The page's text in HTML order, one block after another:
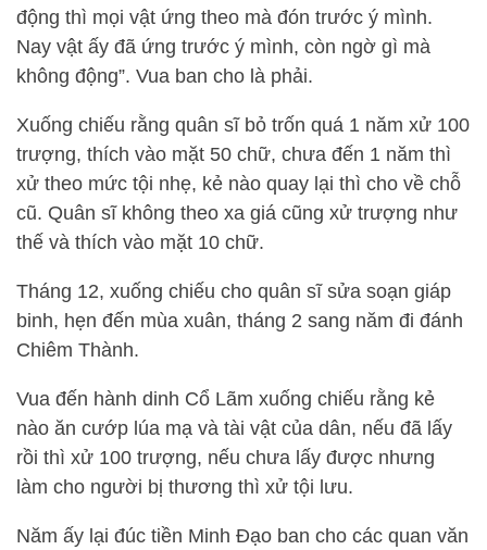
động thì mọi vật ứng theo mà đón trước ý mình.
Nay vật ấy đã ứng trước ý mình, còn ngờ gì mà
không động”. Vua ban cho là phải.
Xuống chiếu rằng quân sĩ bỏ trốn quá 1 năm xử 100
trượng, thích vào mặt 50 chữ, chưa đến 1 năm thì
xử theo mức tội nhẹ, kẻ nào quay lại thì cho về chỗ
cũ. Quân sĩ không theo xa giá cũng xử trượng như
thế và thích vào mặt 10 chữ.
Tháng 12, xuống chiếu cho quân sĩ sửa soạn giáp
binh, hẹn đến mùa xuân, tháng 2 sang năm đi đánh
Chiêm Thành.
Vua đến hành dinh Cổ Lãm xuống chiếu rằng kẻ
nào ăn cướp lúa mạ và tài vật của dân, nếu đã lấy
rồi thì xử 100 trượng, nếu chưa lấy được nhưng
làm cho người bị thương thì xử tội lưu.
Năm ấy lại đúc tiền Minh Đạo ban cho các quan văn